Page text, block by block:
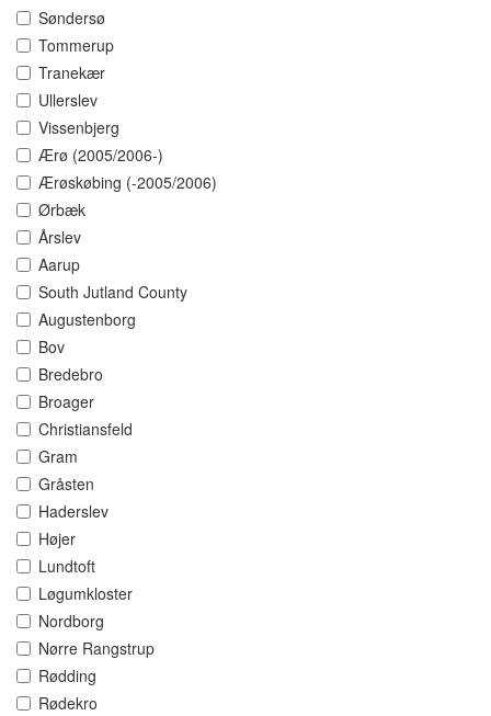
Søndersø
Tommerup
Tranekær
Ullerslev
Vissenbjerg
Ærø (2005/2006-)
Ærøskøbing (-2005/2006)
Ørbæk
Årslev
Aarup
South Jutland County
Augustenborg
Bov
Bredebro
Broager
Christiansfeld
Gram
Gråsten
Haderslev
Højer
Lundtoft
Løgumkloster
Nordborg
Nørre Rangstrup
Rødding
Rødekro